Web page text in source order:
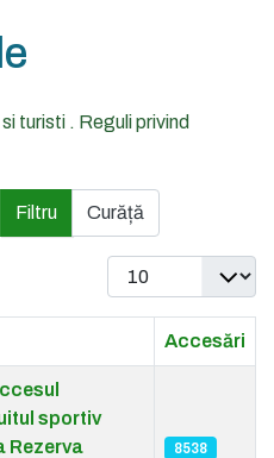
turisti . Reguli privind
Filtru Curăță
Afișare #
Accesări
sportiv
Rezerva
8538